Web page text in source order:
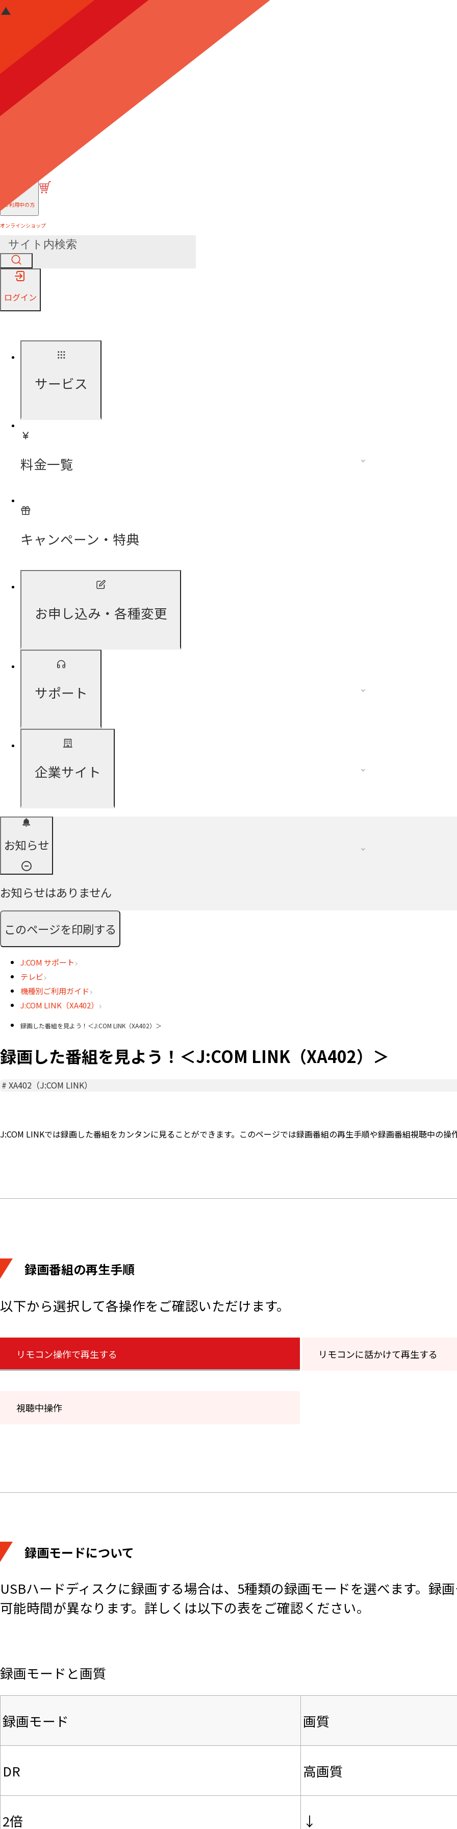
ご利用中の方
オンラインショップ
ログイン
サービス
料金一覧
キャンペーン・特典
お申し込み・各種変更
サポート
企業サイト
お知らせ
お知らせはありません
このページを印刷する
J:COM サポート
テレビ
機種別ご利用ガイド
J:COM LINK（XA402）
録画した番組を見よう！＜J:COM LINK（XA402）＞
録画した番組を見よう！＜J:COM LINK（XA402）＞
#XA402（J:COM LINK）
J:COM LINKでは録画した番組をカンタンに見ることができます。このページでは録画番組の再生手順や録画番組視聴中の操
録画番組の再生手順
以下から選択して各操作をご確認いただけます。
リモコン操作で再生する リモコンに話かけて再生する
視聴中操作
録画モードについて
USBハードディスクに録画する場合は、5種類の録画モードを選べます。録
可能時間が異なります。詳しくは以下の表をご確認ください。
録画モードと画質
録画モード 画質
DR 高画質
2倍 ↓